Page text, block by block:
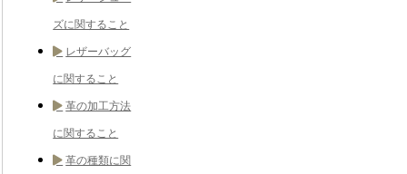
ズに関すること
レザーバッグ
に関すること
革の加工方法
に関すること
革の種類に関